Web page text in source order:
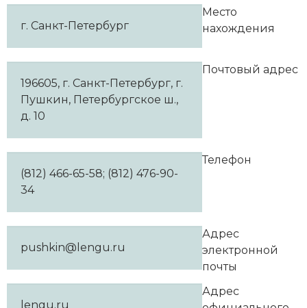
г. Санкт-Петербург
Место
нахождения
196605, г. Санкт-Петербург, г.
Пушкин, Петербургское ш.,
д. 10
Почтовый адрес
(812) 466-65-58; (812) 476-90-
34
Телефон
pushkin@lengu.ru
Адрес
электронной
почты
lengu.ru
Адрес